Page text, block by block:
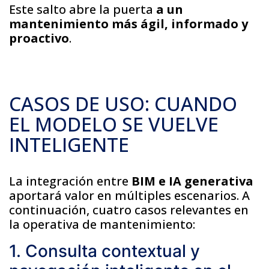
Este salto abre la puerta a un
mantenimiento más ágil, informado y
proactivo.
CASOS DE USO: CUANDO
EL MODELO SE VUELVE
INTELIGENTE
La integración entre BIM e IA generativa
aportará valor en múltiples escenarios. A
continuación, cuatro casos relevantes en
la operativa de mantenimiento:
1. Consulta contextual y